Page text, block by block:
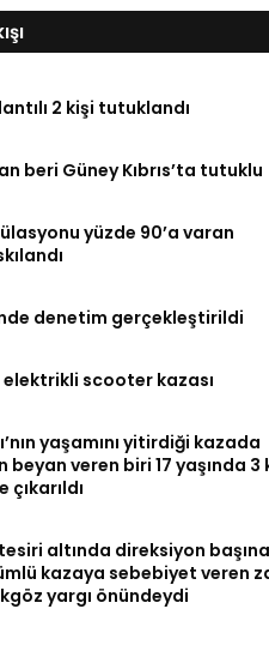
2 kişi tutuklandı
beri Güney Kıbrıs’ta tutuklu
yüzde 90’a varan
denetim gerçekleştirildi
elektrikli scooter kazası
yaşamını yitirdiği kazada
beyan veren biri 17 yaşında 3
altında direksiyon başına
kazaya sebebiyet veren
yargı önündeydi